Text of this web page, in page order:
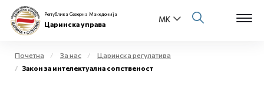
Република Северна Македонија
Царинска управа
Почетна За нас
Царинска регулатива
Закон за интелектуална сопственост